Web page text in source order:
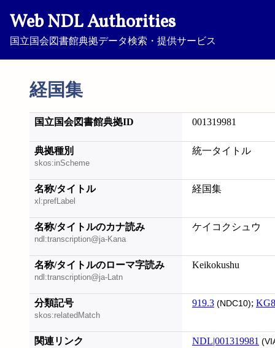
Web NDL Authorities
国立国会図書館典拠データ検索・提供サービス
経国集
国立国会図書館典拠ID 001319981
典拠種別
skos:inScheme
統一タイトル
名称/タイトル
xl:prefLabel
経国集
名称/タイトルのカナ読み
ndl:transcription@ja-Kana
ケイコクシュウ
名称/タイトルのローマ字読み
ndl:transcription@ja-Latn
Keikokushu
分類記号
skos:relatedMatch
919.3 (NDC10);
関連リンク NDL|001319981